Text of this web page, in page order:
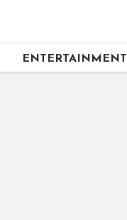
ENTERTAINMENT